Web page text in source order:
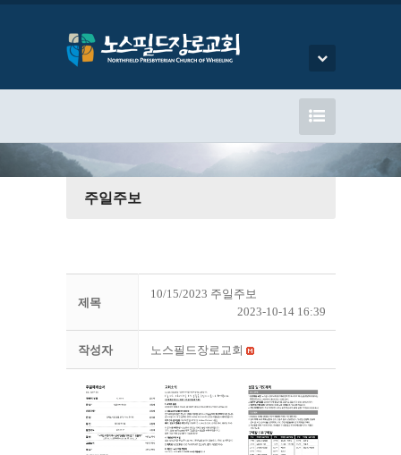
주일주보
제목
10/15/2023 주일주보
2023-10-14 16:39
작성자 노스필드장로교회